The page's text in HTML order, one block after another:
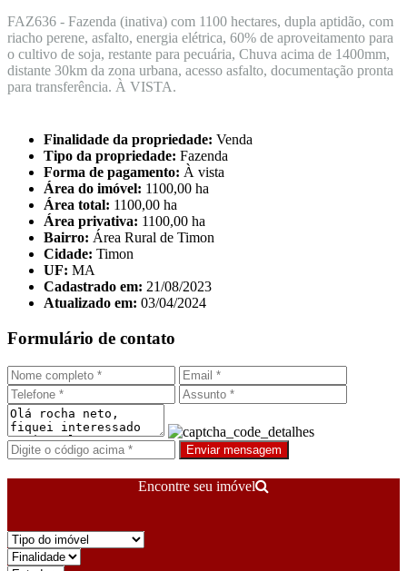
FAZ636 - Fazenda (inativa) com 1100 hectares, dupla aptidão, com
riacho perene, asfalto, energia elétrica, 60% de aproveitamento para
o cultivo de soja, restante para pecuária, Chuva acima de 1400mm,
distante 30km da zona urbana, acesso asfalto, documentação pronta
para transferência. À VISTA.
Finalidade da propriedade: Venda
Tipo da propriedade: Fazenda
Forma de pagamento: À vista
Área do imóvel: 1100,00 ha
Área total: 1100,00 ha
Área privativa: 1100,00 ha
Bairro: Área Rural de Timon
Cidade: Timon
UF: MA
Cadastrado em: 21/08/2023
Atualizado em: 03/04/2024
Formulário de contato
Enviar mensagem
Encontre seu imóvel